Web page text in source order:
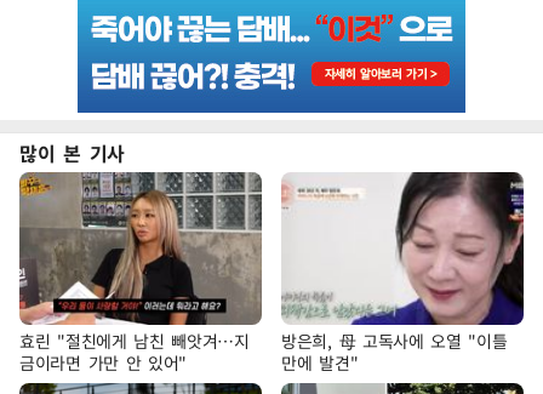
많이 본 기사
효린 "절친에게 남친 빼앗겨…지
금이라면 가만 안 있어"
방은희, 母 고독사에 오열 "이틀
만에 발견"